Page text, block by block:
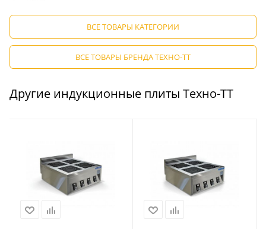
ВСЕ ТОВАРЫ КАТЕГОРИИ
ВСЕ ТОВАРЫ БРЕНДА ТЕХНО-ТТ
Другие индукционные плиты Техно-ТТ